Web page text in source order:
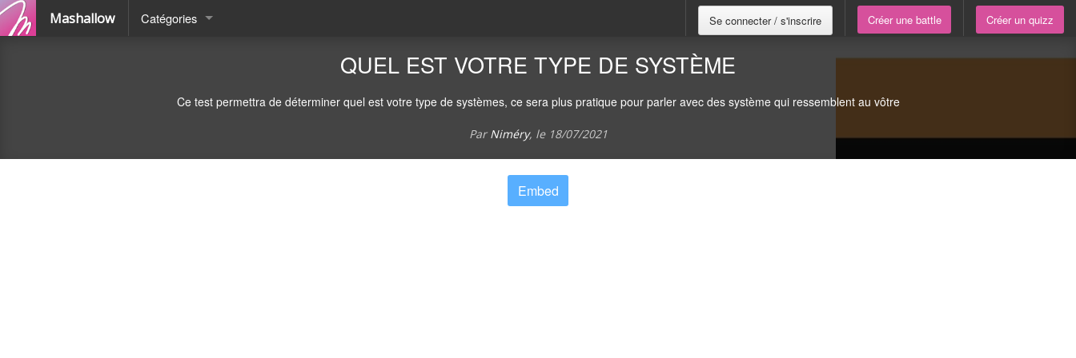
Mashallow Catégories Se connecter / s'inscrire Créer une battle Créer un quizz
QUEL EST VOTRE TYPE DE SYSTÈME
Ce test permettra de déterminer quel est votre type de systèmes, ce sera plus pratique pour parler avec des système qui ressemblent au vôtre
Par Niméry, le 18/07/2021
Embed